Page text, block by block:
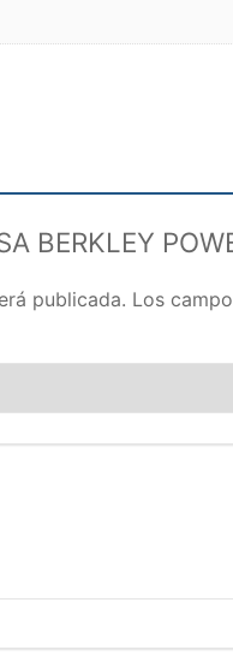
BERKLEY
publicada. Los